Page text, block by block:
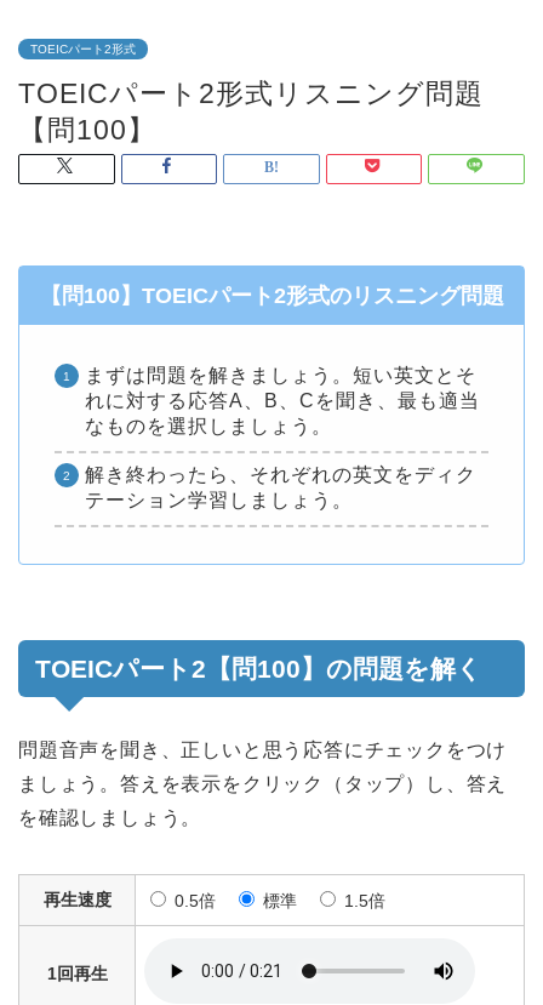
TOEICパート2形式
TOEICパート2形式リスニング問題
【問100】
【問100】TOEICパート2形式のリスニング問題
まずは問題を解きましょう。短い英文とそ
れに対する応答A、B、Cを聞き、最も適当
なものを選択しましょう。
解き終わったら、それぞれの英文をディク
テーション学習しましょう。
TOEICパート2【問100】の問題を解く
問題音声を聞き、正しいと思う応答にチェックをつけ
ましょう。答えを表示をクリック（タップ）し、答え
を確認しましょう。
再生速度 0.5倍 標準 1.5倍
1回再生